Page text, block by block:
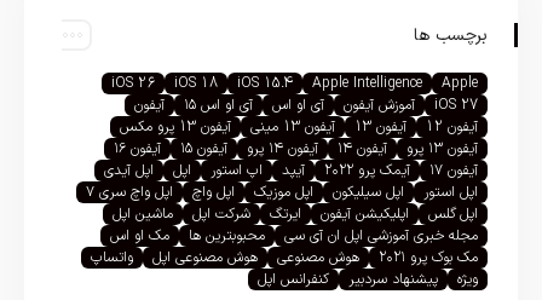
برچسب ها
Apple
Apple Intelligence
iOS 15.4
iOS 18
iOS 26
iOS 27
آموزش آیفون آی او اس آی او اس ۱۵
آیفون
آیفون 12
آیفون 13 آیفون 13 مینی
آیفون 13 پرو مکس
آیفون ۱۳ پرو
آیفون ۱۴ آیفون ۱۴ پرو آیفون ۱۵
آیفون ۱۶
آیفون ۱۷
آیمک پرو ۲۰۲۲ آیپد اپ استور اپل
اپل آیدی
اپل استور
اپل سیلیکون اپل موزیک اپل واچ
اپل واچ سری ۷
اپل گلس
اپلیکیشن آیفون ایرتگ شرکت اپل
ماشین اپل
مجله خبری آموزشی اپل ان آی سی
محبوبترین ها
مک او اس
مک بوک پرو ۲۰۲۱
هوش مصنوعی هوش مصنوعی اپل
واتساپ
ویژه
پیشنهاد سردبیر کنفرانس اپل